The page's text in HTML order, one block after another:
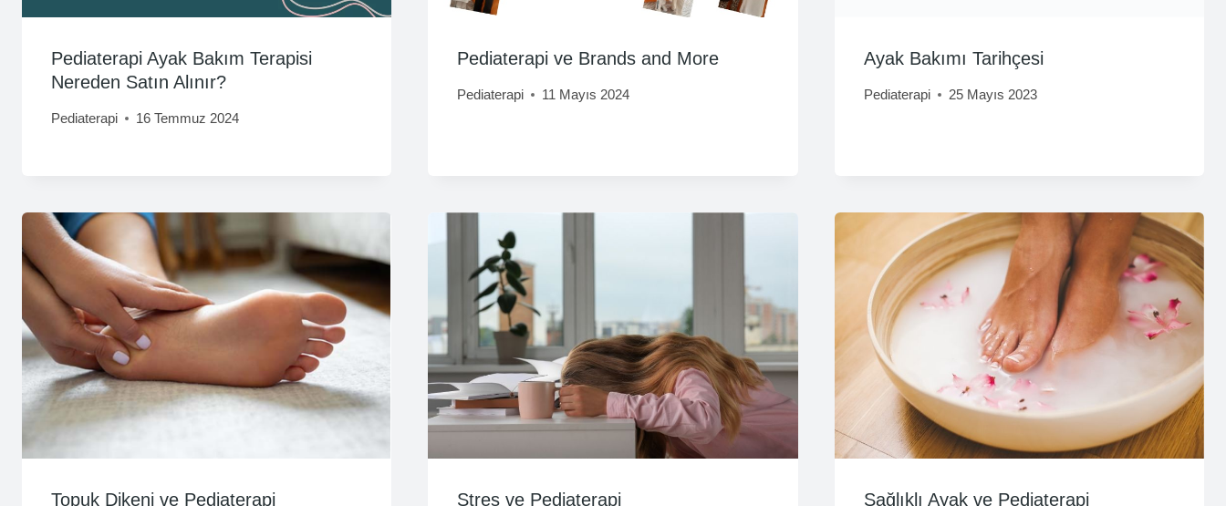
Pediaterapi Ayak Bakım Terapisi
Nereden Satın Alınır?
Pediaterapi 16 Temmuz 2024
Pediaterapi ve Brands and More
Pediaterapi 11 Mayıs 2024
Ayak Bakımı Tarihçesi
Pediaterapi 25 Mayıs 2023
Topuk Dikeni ve Pediaterapi Stres ve Pediaterapi Sağlıklı Ayak ve Pediaterapi